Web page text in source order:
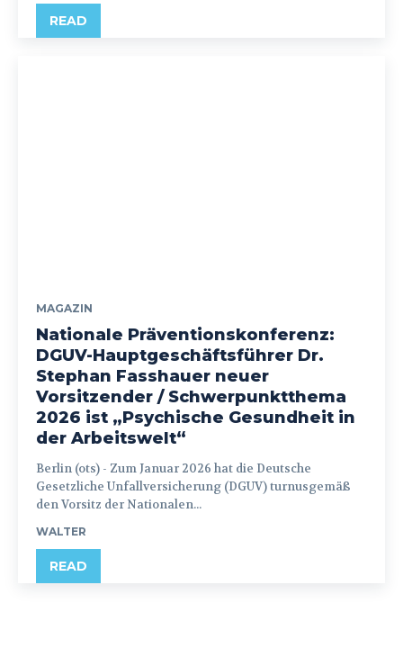
READ
MAGAZIN
Nationale Präventionskonferenz:
DGUV-Hauptgeschäftsführer Dr.
Stephan Fasshauer neuer
Vorsitzender / Schwerpunktthema
2026 ist „Psychische Gesundheit in
der Arbeitswelt“
Berlin (ots) - Zum Januar 2026 hat die Deutsche
Gesetzliche Unfallversicherung (DGUV) turnusgemäß
den Vorsitz der Nationalen...
WALTER
READ